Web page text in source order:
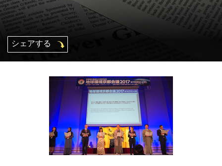
Kaohsiung Capacity Center
Mexico, Central America and Caribbean
Secretariat
Southeast Asia Secretariat
South America Secretariat
USA Office
シェアする